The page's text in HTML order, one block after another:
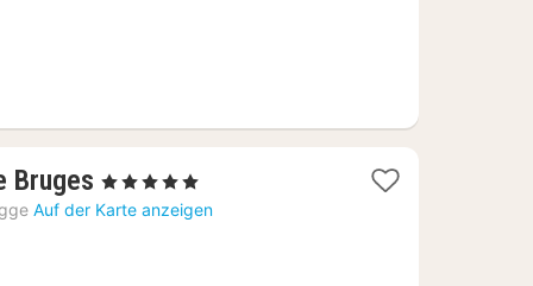
Bruges 1
Nacht
, 5 Sterne
Auf der Karte anzeigen